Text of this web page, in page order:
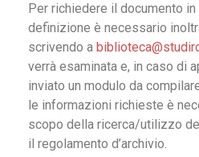
Per richiedere il documento
definizione è necessario
scrivendo a
verrà esaminata e, in caso di
inviato un modulo da
le informazioni richieste è
scopo della ricerca/utilizzo
il regolamento d’archivio.